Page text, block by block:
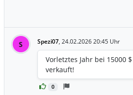
S Spezi07, 24.02.2026 20:45 Uhr
0
Vorletztes Jahr bei 15000
verkauft!